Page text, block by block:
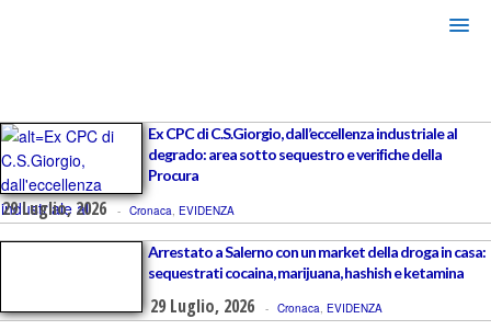
Ex CPC di C.S.Giorgio, dall’eccellenza industriale al
degrado: area sotto sequestro e verifiche della
Procura
29 Luglio, 2026 - Cronaca, EVIDENZA
Arrestato a Salerno con un market della droga in casa:
sequestrati cocaina, marijuana, hashish e ketamina
29 Luglio, 2026 - Cronaca, EVIDENZA